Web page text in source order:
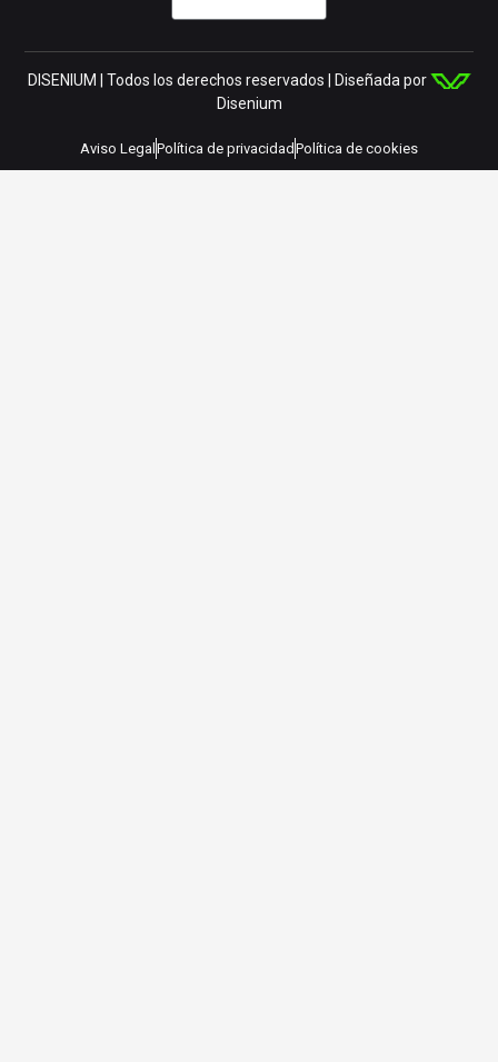
DISENIUM | Todos los derechos reservados | Diseñada por
Disenium
Aviso Legal Política de privacidad Política de cookies